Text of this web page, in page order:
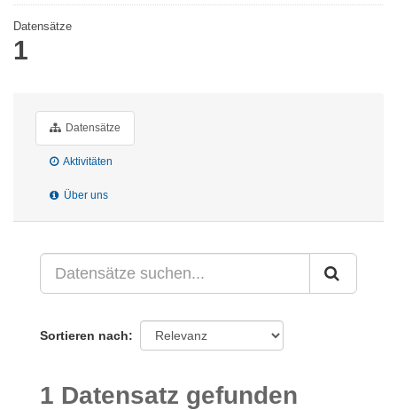
Datensätze
1
Datensätze
Aktivitäten
Über uns
Sortieren nach
1 Datensatz gefunden